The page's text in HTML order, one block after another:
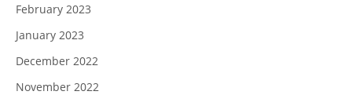
February 2023
January 2023
December 2022
November 2022